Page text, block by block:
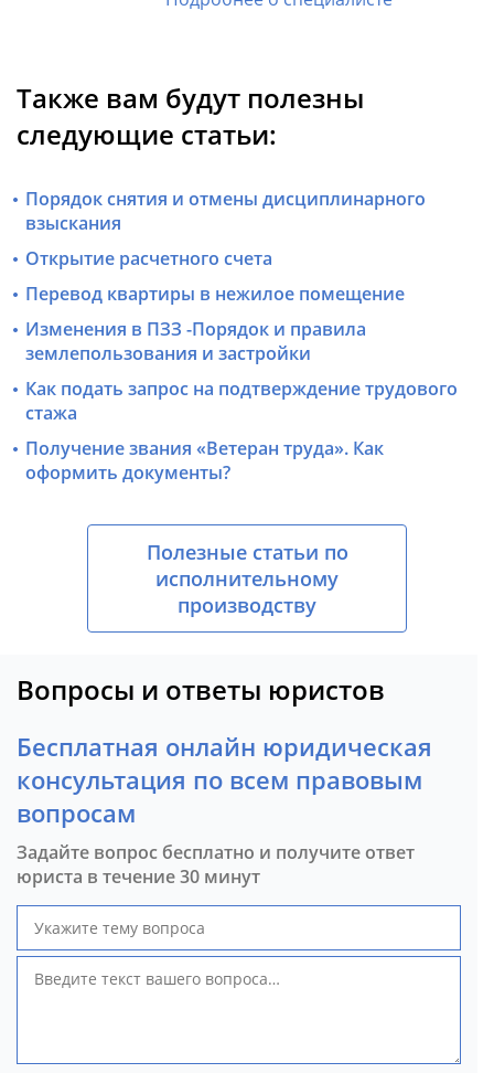
Также вам будут полезны
следующие статьи:
Порядок снятия и отмены дисциплинарного
взыскания
Открытие расчетного счета
Перевод квартиры в нежилое помещение
Изменения в ПЗЗ -Порядок и правила
землепользования и застройки
Как подать запрос на подтверждение трудового
стажа
Получение звания «Ветеран труда». Как
оформить документы?
Полезные статьи по
исполнительному
производству
Вопросы и ответы юристов
Бесплатная онлайн юридическая
консультация по всем правовым
вопросам
Задайте вопрос бесплатно и получите ответ
юриста в течение 30 минут